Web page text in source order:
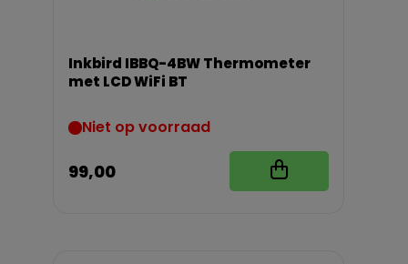
Inkbird IBBQ-4BW Thermometer
met LCD WiFi BT
Niet op voorraad
99,00